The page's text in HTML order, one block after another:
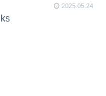
2025.05.24